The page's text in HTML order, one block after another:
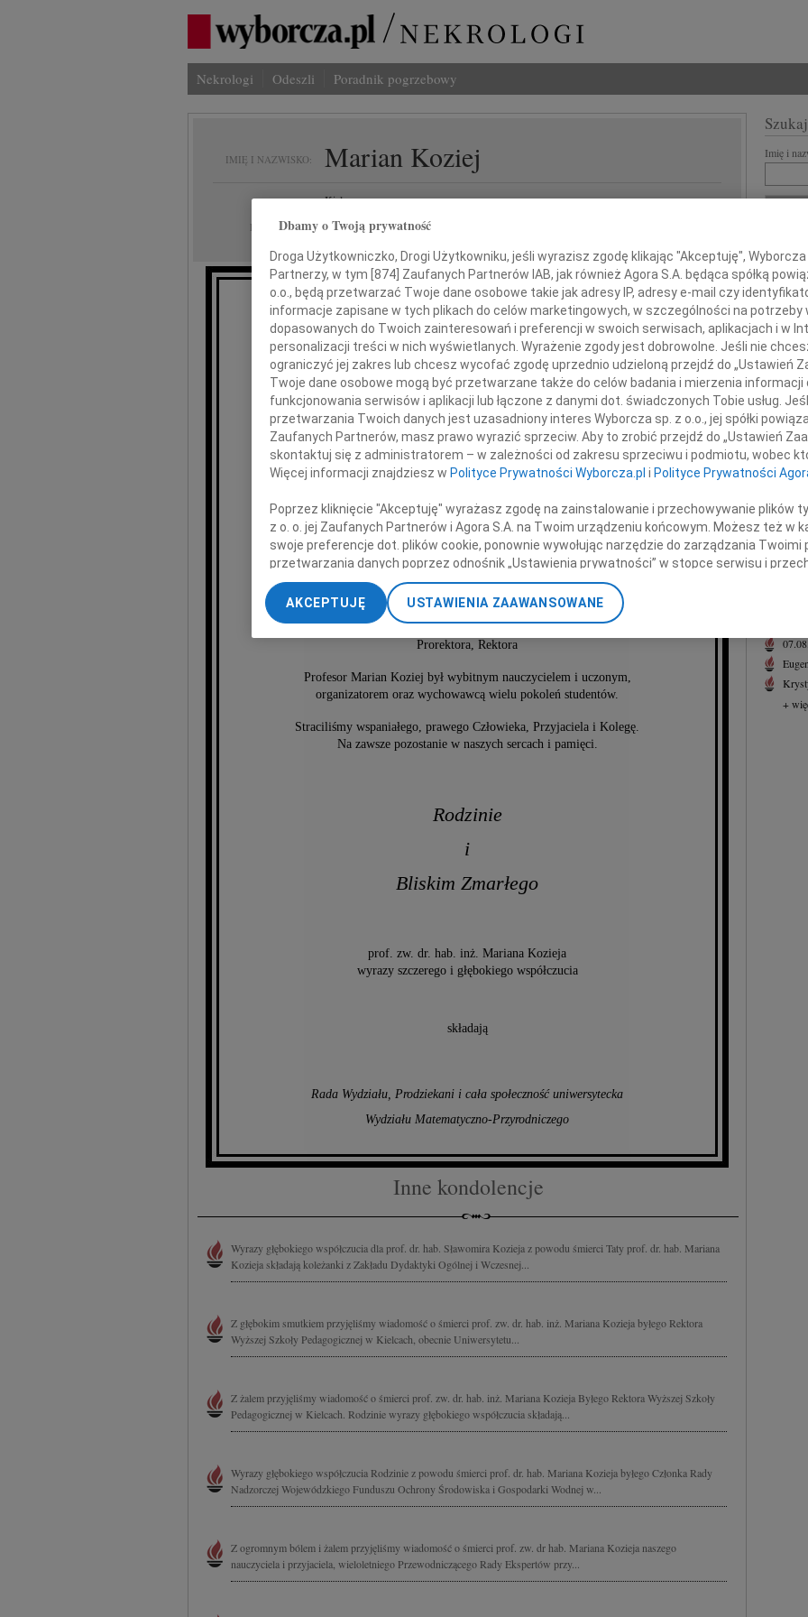
Nekrologi Odeszli Poradnik pogrzebowy
IMIĘ I NAZWISKO: Marian Koziej
REGION: Kielce
DATA EMISJI: 30.03.2011
Z wielkim bólem i żalem
przyjęliśmy wiadomość o śmierci
Mariana Kozieja
wieloletniego Dziekana Wydziału Matematyczno-Przyrodniczego,
Prorektora, Rektora
Profesor Marian Koziej był wybitnym nauczycielem i uczonym,
organizatorem oraz wychowawcą wielu pokoleń studentów.
Straciliśmy wspaniałego, prawego Człowieka, Przyjaciela i Kolegę.
Na zawsze pozostanie w naszych sercach i pamięci.
Rodzinie
i
Bliskim Zmarłego
prof. zw. dr. hab. inż. Mariana Kozieja
wyrazy szczerego i głębokiego współczucia
składają
Rada Wydziału, Prodziekani i cała społeczność uniwersytecka
Wydziału Matematyczno-Przyrodniczego
Inne kondolencje
Wyrazy głębokiego współczucia dla prof. dr. hab. Sławomira Kozieja z powodu śmierci Taty prof. dr. hab. Mariana
Kozieja składają koleżanki z Zakładu Dydaktyki Ogólnej i Wczesnej...
Z głębokim smutkiem przyjęliśmy wiadomość o śmierci prof. zw. dr. hab. inż. Mariana Kozieja byłego Rektora
Wyższej Szkoły Pedagogicznej w Kielcach, obecnie Uniwersytetu...
Z żalem przyjęliśmy wiadomość o śmierci prof. zw. dr. hab. inż. Mariana Kozieja Byłego Rektora Wyższej Szkoły
Pedagogicznej w Kielcach. Rodzinie wyrazy głębokiego współczucia składają...
Wyrazy głębokiego współczucia Rodzinie z powodu śmierci prof. dr. hab. Mariana Kozieja byłego Członka Rady
Nadzorczej Wojewódzkiego Funduszu Ochrony Środowiska i Gospodarki Wodnej w...
Z ogromnym bólem i żalem przyjęliśmy wiadomość o śmierci prof. zw. dr hab. Mariana Kozieja naszego
nauczyciela i przyjaciela, wieloletniego Przewodniczącego Rady Ekspertów przy...
Imię i
Jan
Z
Z
Z
"Nie
+
+
Dbamy o Twoją prywatność
Droga Użytkowniczko, Drogi Użytkowniku, jeśli wyrazisz zgodę klikając "Akceptuję",
Partnerzy, w tym [874] Zaufanych Partnerów IAB, jak również Agora S.A. będąca spółką
o.o., będą przetwarzać Twoje dane osobowe takie jak adresy IP, adresy e-mail czy
informacje zapisane w tych plikach do celów marketingowych, w szczególności na potrzeby
dopasowanych do Twoich zainteresowań i preferencji w swoich serwisach, aplikacjach i w
personalizacji treści w nich wyświetlanych. Wyrażenie zgody jest dobrowolne. Jeśli nie
ograniczyć jej zakres lub chcesz wycofać zgodę uprzednio udzieloną przejdź do „Ustawień
Twoje dane osobowe mogą być przetwarzane także do celów badania i mierzenia
funkcjonowania serwisów i aplikacji lub łączone z danymi dot. świadczonych Tobie usług.
przetwarzania Twoich danych jest uzasadniony interes Wyborcza sp. z o.o., jej spółki
Zaufanych Partnerów, masz prawo wyrazić sprzeciw. Aby to zrobić przejdź do „Ustawień
skontaktuj się z administratorem – w zależności od zakresu sprzeciwu i podmiotu, wobec
Więcej informacji znajdziesz w Polityce Prywatności Wyborcza.pl i Polityce Prywatności
Poprzez kliknięcie "Akceptuję" wyrażasz zgodę na zainstalowanie i przechowywanie plików
z o. o. jej Zaufanych Partnerów i Agora S.A. na Twoim urządzeniu końcowym. Możesz też w
swoje preferencje dot. plików cookie, ponownie wywołując narzędzie do zarządzania Twoimi
przetwarzania danych poprzez odnośnik „Ustawienia prywatności” w stopce serwisu i
„Ustawienia zaawansowane”. Zmiana ustawień plików cookie możliwa jest także za pomocą
My, nasi Zaufani Partnerzy i Agora S.A. możemy przetwarzać dane osobowe w
dokładnych danych geolokalizacyjnych. Aktywne skanowanie charakterystyki urządzenia do
Przechowywanie informacji na urządzeniu lub dostęp do nich. Spersonalizowane reklamy i
treści, badnie odbiorców i ulepszanie usług.
Lista Zaufanych Partnerów
USTAWIENIA ZAAWANSOWANE
AKCEPTUJĘ